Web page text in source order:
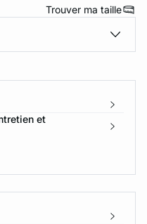
Trouver ma taille
et